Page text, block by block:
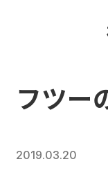
フツー
2019.03.20